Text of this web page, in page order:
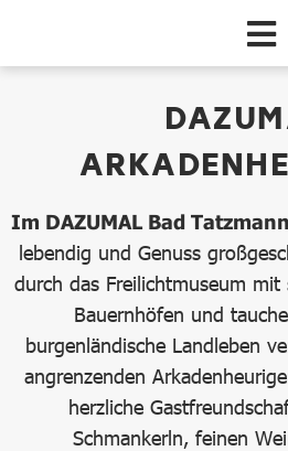
Im DAZUMAL Bad
lebendig und Genuss
durch das Freilichtmuseum mit
Bauernhöfen und
burgenländische Landleben
angrenzenden
herzliche
Schmankerln, feinen